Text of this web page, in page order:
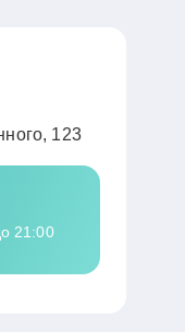
123
21:00